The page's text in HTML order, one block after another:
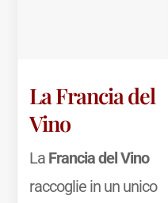
La Francia del
Vino
La Francia del Vino
raccoglie in un unico